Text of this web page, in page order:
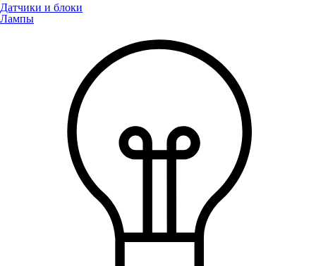
Датчики и блоки
Лампы